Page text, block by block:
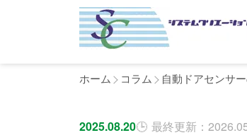
ホーム コラム 自動ドアセンサ
2025.08.20 最終更新：